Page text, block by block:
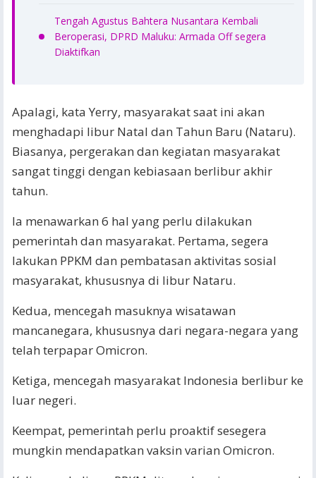
Tengah Agustus Bahtera Nusantara Kembali
Beroperasi, DPRD Maluku: Armada Off segera
Diaktifkan
Apalagi, kata Yerry, masyarakat saat ini akan
menghadapi libur Natal dan Tahun Baru (Nataru).
Biasanya, pergerakan dan kegiatan masyarakat
sangat tinggi dengan kebiasaan berlibur akhir
tahun.
Ia menawarkan 6 hal yang perlu dilakukan
pemerintah dan masyarakat. Pertama, segera
lakukan PPKM dan pembatasan aktivitas sosial
masyarakat, khususnya di libur Nataru.
Kedua, mencegah masuknya wisatawan
mancanegara, khususnya dari negara-negara yang
telah terpapar Omicron.
Ketiga, mencegah masyarakat Indonesia berlibur ke
luar negeri.
Keempat, pemerintah perlu proaktif sesegera
mungkin mendapatkan vaksin varian Omicron.